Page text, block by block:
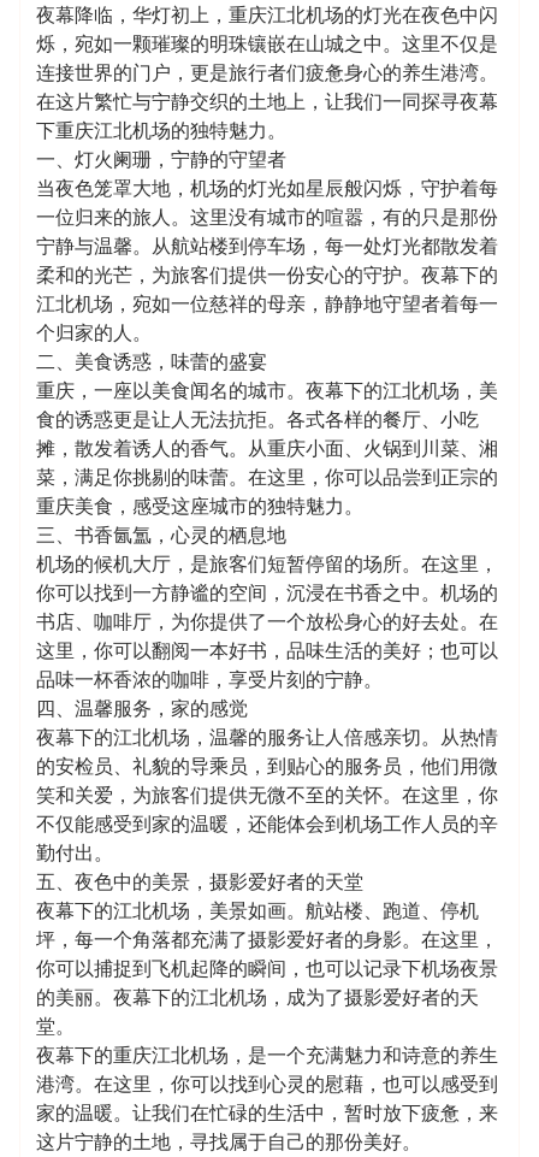
夜幕降临，华灯初上，重庆江北机场的灯光在夜色中闪
烁，宛如一颗璀璨的明珠镶嵌在山城之中。这里不仅是
连接世界的门户，更是旅行者们疲惫身心的养生港湾。
在这片繁忙与宁静交织的土地上，让我们一同探寻夜幕
下重庆江北机场的独特魅力。
一、灯火阑珊，宁静的守望者
当夜色笼罩大地，机场的灯光如星辰般闪烁，守护着每
一位归来的旅人。这里没有城市的喧嚣，有的只是那份
宁静与温馨。从航站楼到停车场，每一处灯光都散发着
柔和的光芒，为旅客们提供一份安心的守护。夜幕下的
江北机场，宛如一位慈祥的母亲，静静地守望者着每一
个归家的人。
二、美食诱惑，味蕾的盛宴
重庆，一座以美食闻名的城市。夜幕下的江北机场，美
食的诱惑更是让人无法抗拒。各式各样的餐厅、小吃
摊，散发着诱人的香气。从重庆小面、火锅到川菜、湘
菜，满足你挑剔的味蕾。在这里，你可以品尝到正宗的
重庆美食，感受这座城市的独特魅力。
三、书香氤氲，心灵的栖息地
机场的候机大厅，是旅客们短暂停留的场所。在这里，
你可以找到一方静谧的空间，沉浸在书香之中。机场的
书店、咖啡厅，为你提供了一个放松身心的好去处。在
这里，你可以翻阅一本好书，品味生活的美好；也可以
品味一杯香浓的咖啡，享受片刻的宁静。
四、温馨服务，家的感觉
夜幕下的江北机场，温馨的服务让人倍感亲切。从热情
的安检员、礼貌的导乘员，到贴心的服务员，他们用微
笑和关爱，为旅客们提供无微不至的关怀。在这里，你
不仅能感受到家的温暖，还能体会到机场工作人员的辛
勤付出。
五、夜色中的美景，摄影爱好者的天堂
夜幕下的江北机场，美景如画。航站楼、跑道、停机
坪，每一个角落都充满了摄影爱好者的身影。在这里，
你可以捕捉到飞机起降的瞬间，也可以记录下机场夜景
的美丽。夜幕下的江北机场，成为了摄影爱好者的天
堂。
夜幕下的重庆江北机场，是一个充满魅力和诗意的养生
港湾。在这里，你可以找到心灵的慰藉，也可以感受到
家的温暖。让我们在忙碌的生活中，暂时放下疲惫，来
这片宁静的土地，寻找属于自己的那份美好。